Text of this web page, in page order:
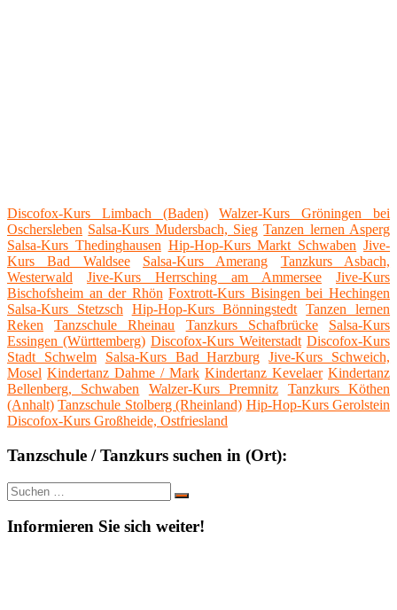
Discofox-Kurs Limbach (Baden)
Walzer-Kurs Gröningen bei
Oschersleben Salsa-Kurs Mudersbach, Sieg Tanzen lernen Asperg
Salsa-Kurs Thedinghausen Hip-Hop-Kurs Markt Schwaben Jive-
Kurs Bad Waldsee
Salsa-Kurs Amerang
Tanzkurs Asbach,
Westerwald
Jive-Kurs Herrsching am Ammersee
Jive-Kurs
Bischofsheim an der Rhön Foxtrott-Kurs Bisingen bei Hechingen
Salsa-Kurs Stetzsch
Hip-Hop-Kurs Bönningstedt
Tanzen lernen
Reken
Tanzschule Rheinau Tanzkurs Schafbrücke
Salsa-Kurs
Essingen (Württemberg) Discofox-Kurs Weiterstadt Discofox-Kurs
Stadt Schwelm
Salsa-Kurs Bad Harzburg
Jive-Kurs Schweich,
Mosel Kindertanz Dahme / Mark Kindertanz Kevelaer Kindertanz
Bellenberg, Schwaben
Walzer-Kurs Premnitz
Tanzkurs Köthen
(Anhalt) Tanzschule Stolberg (Rheinland) Hip-Hop-Kurs Gerolstein
Discofox-Kurs Großheide, Ostfriesland
Tanzschule / Tanzkurs suchen in (Ort):
Suche
nach:
Suchen
Informieren Sie sich weiter!